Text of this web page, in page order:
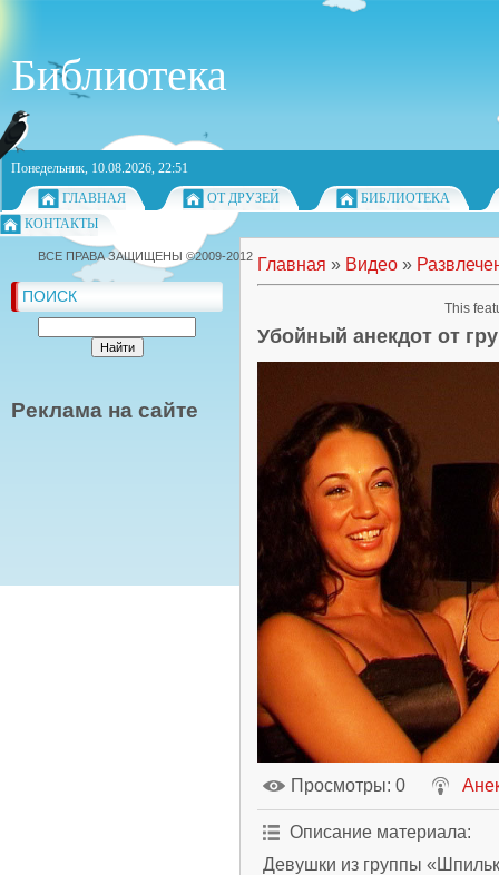
Библиотека
Понедельник, 10.08.2026, 22:51
ГЛАВНАЯ
ОТ ДРУЗЕЙ
БИБЛИОТЕКА
КОНТАКТЫ
ПОИСК
Реклама на сайте
Главная » Видео »
Убойный анекдот от
Просмотры: 0
Описание материала:
Девушки из группы
ВСЕ ПРАВА ЗАЩИЩЕНЫ ©2009-2012
This